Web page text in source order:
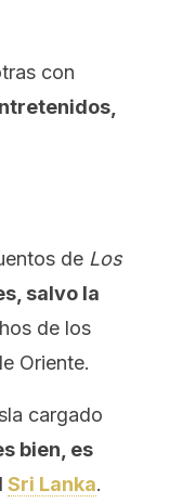
con
de Los
salvo la
de los
Oriente.
cargado
bien, es
Sri Lanka.